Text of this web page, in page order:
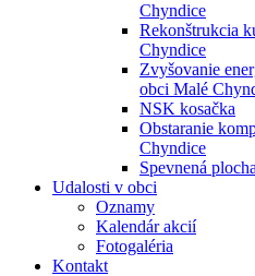
Chyndice
Rekonštrukcia
Chyndice
Zvyšovanie
obci Malé
NSK kosačka
Obstaranie
Chyndice
Spevnená plocha
Udalosti v obci
Oznamy
Kalendár akcií
Fotogaléria
Kontakt